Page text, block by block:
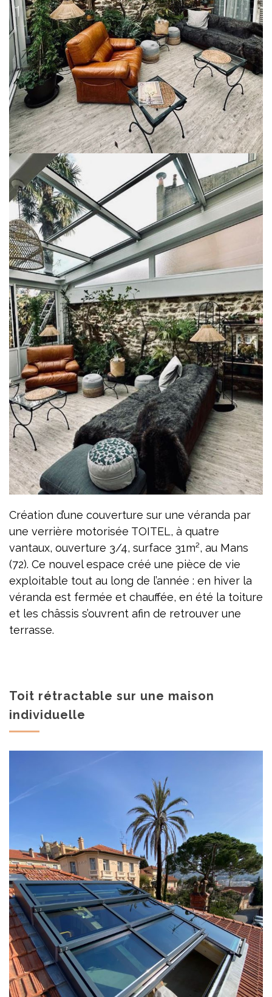
Création d’une couverture sur une véranda par
une verrière motorisée TOITEL, à quatre
vantaux, ouverture 3/4, surface 31m², au Mans
(72). Ce nouvel espace créé une pièce de vie
exploitable tout au long de l’année : en hiver la
véranda est fermée et chauffée, en été la toiture
et les châssis s’ouvrent afin de retrouver une
terrasse.
Toit rétractable sur une maison
individuelle